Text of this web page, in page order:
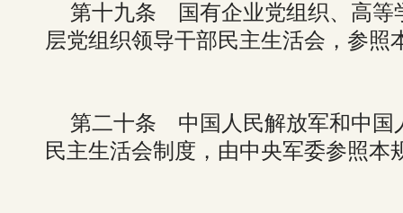
第十九条 国有企业党组织、高等
层党组织领导干部民主生活会，参照
第二十条 中国人民解放军和中国
民主生活会制度，由中央军委参照本